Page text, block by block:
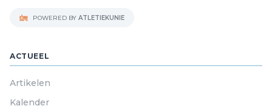
POWERED BY ATLETIEKUNIE
ACTUEEL
Artikelen
Kalender